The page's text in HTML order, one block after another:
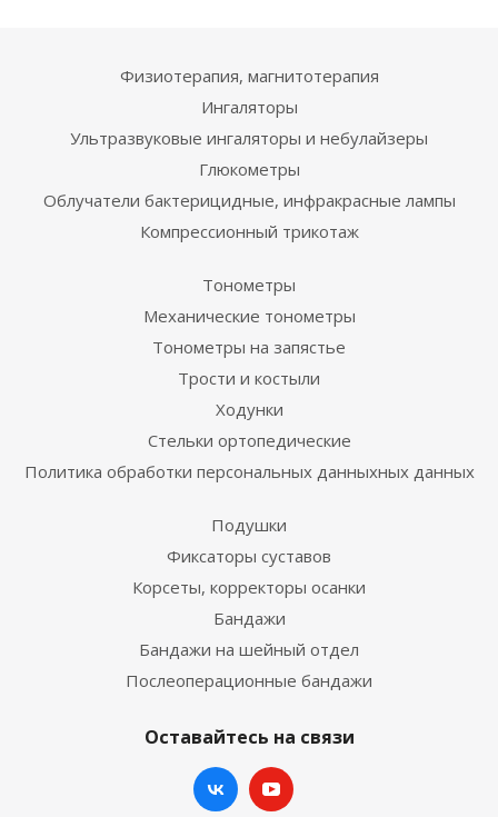
Физиотерапия, магнитотерапия
Ингаляторы
Ультразвуковые ингаляторы и небулайзеры
Глюкометры
Облучатели бактерицидные, инфракрасные лампы
Компрессионный трикотаж
Тонометры
Механические тонометры
Тонометры на запястье
Трости и костыли
Ходунки
Стельки ортопедические
Политика обработки персональных данныхных данных
Подушки
Фиксаторы суставов
Корсеты, корректоры осанки
Бандажи
Бандажи на шейный отдел
Послеоперационные бандажи
Оставайтесь на связи